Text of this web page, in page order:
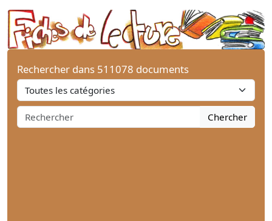
Rechercher dans 511078 documents
Chercher